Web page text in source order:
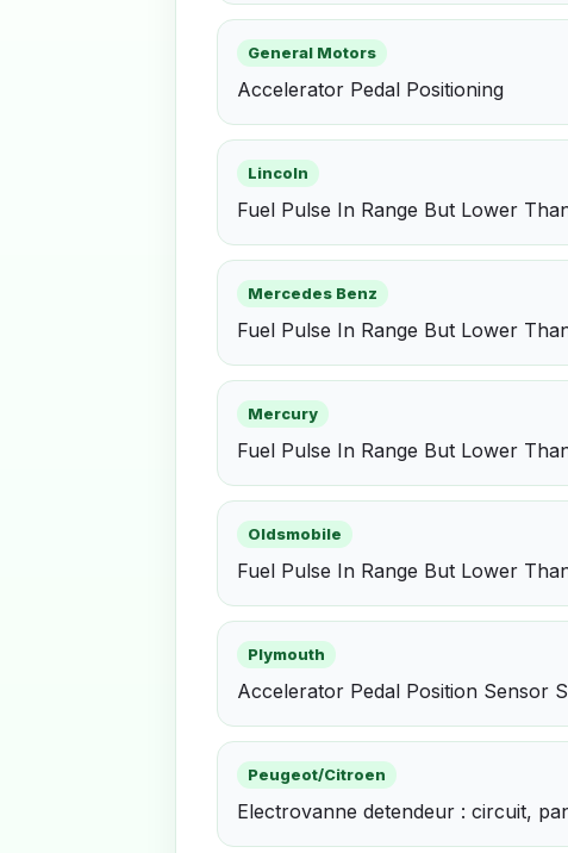
General Motors
Accelerator Pedal Positioning
Lincoln
Fuel Pulse In Range But Lower
Mercedes Benz
Fuel Pulse In Range But Lower
Mercury
Fuel Pulse In Range But Lower
Oldsmobile
Fuel Pulse In Range But Lower
Plymouth
Accelerator Pedal Position Sensor
Peugeot/Citroen
Electrovanne detendeur : circuit,